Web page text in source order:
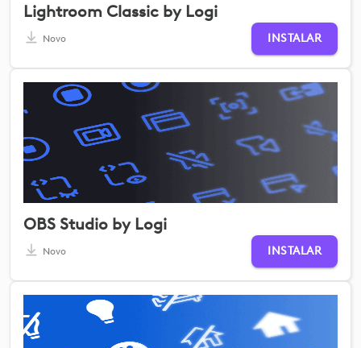
Lightroom Classic by Logi
Novo INSTALAR
OBS Studio by Logi
Novo INSTALAR